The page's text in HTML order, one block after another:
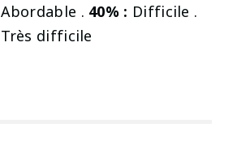
Abordable . 40% : Difficile .
Très difficile